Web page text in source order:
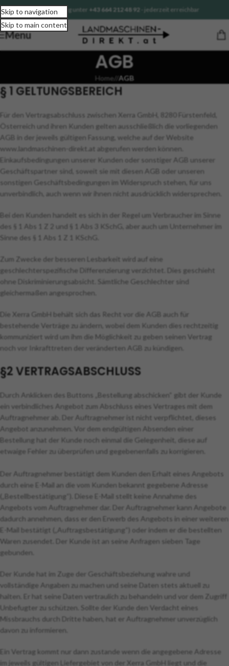
Skip to navigation
Skip to main content
Sofortberatung unter +43 664 212 48 92 - jederzeit erreichbar
Menu
AGB
Home AGB
§ 1 GELTUNGSBEREICH
Für den Vertragsabschluss zwischen Xerra GmbH, 8280 Fürstenfeld,
Österreich und ihren Kunden gelten ausschließlich die vorliegenden
AGB in der jeweils gültigen Fassung, welche auf der Website
www.landmaschinen-direkt.at abgerufen werden können.
Einkaufsbedingungen unserer Kunden oder sonstiger AGB unserer
Geschäftspartner sind, soweit sie mit diesen AGB oder unseren
sonstigen Geschäftsbedingungen im Widerspruch stehen, für uns
unverbindlich, auch wenn wir ihnen nicht ausdrücklich widersprechen.
Bei den Kunden handelt es sich in der Regel um Verbraucher im Sinne
des § 1 Abs 1 Z 2 und § 1 Abs 3 KSchG, aber auch um Unternehmer im
Sinne des § 1 Abs 1 Z 1 KSchG.
Zum Zwecke der besseren Lesbarkeit wird auf eine
geschlechterspezifische Differenzierung verzichtet. Dies geschieht
ohne Diskriminierungsabsicht. Sämtliche Geschlechter sind
gleichermaßen angesprochen.
Die Xerra GmbH behält sich das Recht vor die AGB auch für
bestehende Verträge zu ändern, wobei dem Kunden dies rechtzeitig
kommuniziert wird um ihm die Möglichkeit zu geben seinen Vertrag
noch vor Inkrafttreten der veränderten AGB zu kündigen.
§2 VERTRAGSABSCHLUSS
Durch Anklicken des Buttons „Bestellung abschicken“ gibt der Kunde
ein verbindliches Angebot zum Abschluss eines Vertrages mit dem
Auftragnehmer ab. Der Auftragnehmer ist nicht verpflichtet, dieses
Angebot anzunehmen. Vor dem endgültigen Absenden einer
Bestellung hat der Kunde noch einmal die Gelegenheit, diese auf
etwaige Fehler zu überprüfen und gegebenenfalls zu korrigieren.
Der Auftragnehmer bestätigt dem Kunden den Erhalt eines Angebots
durch eine E-Mail an die vom Kunden bekannt gegebene Adresse
(„Bestellbestätigung“). Diese E-Mail stellt keine Annahme des
Angebots vom Auftragnehmer dar. Der Auftragnehmer kann Angebote
dadurch annehmen, dass er den Erwerb des Angebots in einer weiteren
E-Mail bestätigt („Auftragsbestätigung“) oder indem er die bestellten
Waren zusendet. Der Kunde ist an seine Anfragen sieben Tage
gebunden.
Der Kunde hat im Zuge der Geschäftsbeziehung wahre und
vollständige Angaben zu machen und seine Daten stets aktuell zu
halten. Er hat seine Daten vertraulich zu behandeln und vor dem Zugriff
Unbefugter zu schützen. Sollte der Kunde den Verdacht eines
Missbrauchs durch Dritte haben, hat er Auftragnehmer unverzüglich
davon zu informieren.
Ein Vertrag kommt nur dann zustande wenn die angegebene Adresse
im jeweils gültigen Liefergebiet von der Xerra GmbH liegt und die